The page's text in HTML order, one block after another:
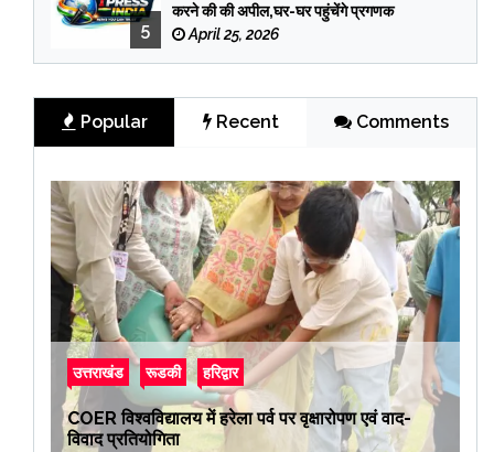
5
करने की की अपील,घर-घर पहुंचेंगे प्रगणक
April 25, 2026
Popular Recent Comments
उत्तराखंड रूडकी हरिद्वार
COER विश्वविद्यालय में हरेला पर्व पर वृक्षारोपण एवं वाद-
विवाद प्रतियोगिता